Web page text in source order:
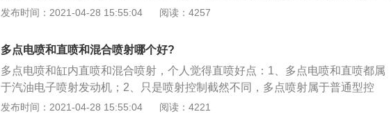
吸入缸内；2、缸内直喷是喷油嘴从进气歧管被移到了汽缸内部，因此缸内油气
由于油、气的混合空间、时间都相当短暂，因此缸内直喷系统必须依靠高压将燃
油从喷油嘴压入汽缸，以达到高度雾化的效果。
发布时间：2021-04-28 15:55:04 阅读：4257
多点电喷和直喷和混合喷射哪个好?
多点电喷和缸内直喷和混合喷射，个人觉得直喷好点：1、多点电喷和直喷都属
于汽油电子喷射发动机；2、只是喷射控制截然不同，多点喷射属于普通型控
制，油气在汽缸外混合后进入燃烧室；3、而燃油直喷属于近几年新的技术，是
发布时间：2021-04-28 15:55:04 阅读：4221